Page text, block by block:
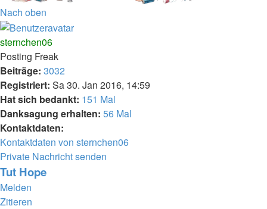
Nach oben
sternchen06
Posting Freak
Beiträge: 3032
Registriert: Sa 30. Jan 2016, 14:59
Hat sich bedankt: 151 Mal
Danksagung erhalten: 56 Mal
Kontaktdaten:
Kontaktdaten von sternchen06
Private Nachricht senden
Tut Hope
Melden
Zitieren